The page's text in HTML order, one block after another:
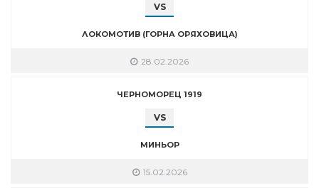
VS
ЛОКОМОТИВ (ГОРНА ОРЯХОВИЦА)
28.02.2026
ЧЕРНОМОРЕЦ 1919
VS
МИНЬОР
15.02.2026